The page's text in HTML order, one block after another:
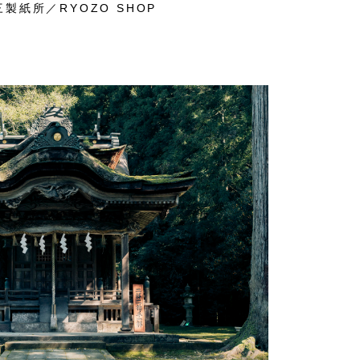
製紙所／RYOZO SHOP